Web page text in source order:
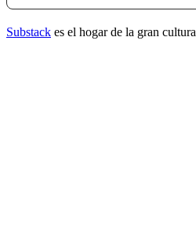
Substack es el hogar de la gran cultura